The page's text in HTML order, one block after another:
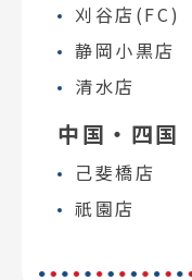
刈谷店(FC)
静岡小黒店
清水店
中国・四国
己斐橋店
祇園店